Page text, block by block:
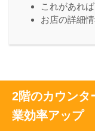
これがあれ
お店の詳細
2階のカウンタ
業効率アップ